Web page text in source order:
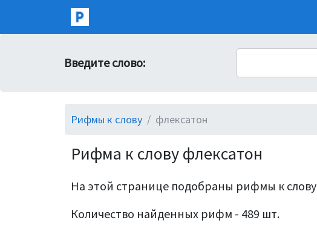
Введите слово:
Рифмы к слову флексатон
Рифма к слову флексатон
На этой странице подобраны рифмы к слову
Количество найденных рифм - 489 шт.